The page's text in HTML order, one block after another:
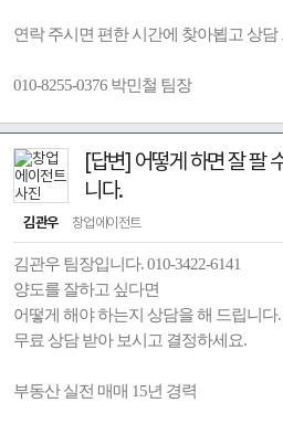
연락 주시면 편한 시간에 찾아뵙고 상
010-8255-0376 박민철 팀장
[답변] 어떻게 하면 잘 팔
니다.
김관우 창업에이전트
김관우 팀장입니다. 010-3422-6141
양도를 잘하고 싶다면
어떻게 해야 하는지 상담을 해 드립니다.
무료 상담 받아 보시고 결정하세요.
부동산 실전 매매 15년 경력